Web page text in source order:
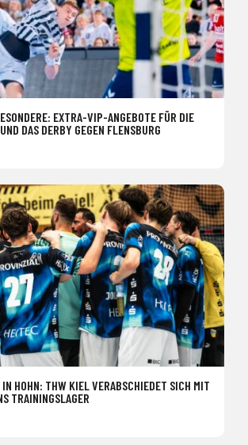
EXTRA-VIP-ANGEBOTE FÜR DIE
DAS DERBY GEGEN FLENSBURG
HOHN: THW KIEL VERABSCHIEDET SICH MIT
TRAININGSLAGER